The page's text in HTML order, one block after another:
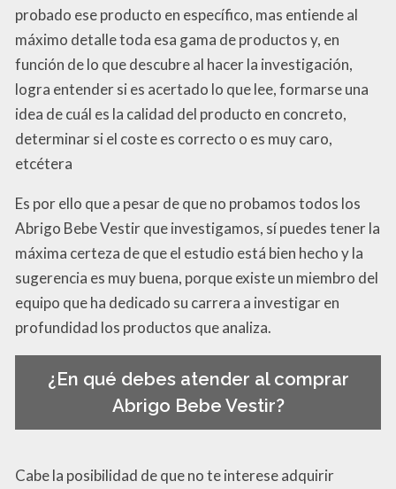
probado ese producto en específico, mas entiende al
máximo detalle toda esa gama de productos y, en
función de lo que descubre al hacer la investigación,
logra entender si es acertado lo que lee, formarse una
idea de cuál es la calidad del producto en concreto,
determinar si el coste es correcto o es muy caro,
etcétera
Es por ello que a pesar de que no probamos todos los
Abrigo Bebe Vestir que investigamos, sí puedes tener la
máxima certeza de que el estudio está bien hecho y la
sugerencia es muy buena, porque existe un miembro del
equipo que ha dedicado su carrera a investigar en
profundidad los productos que analiza.
¿En qué debes atender al comprar
Abrigo Bebe Vestir?
Cabe la posibilidad de que no te interese adquirir